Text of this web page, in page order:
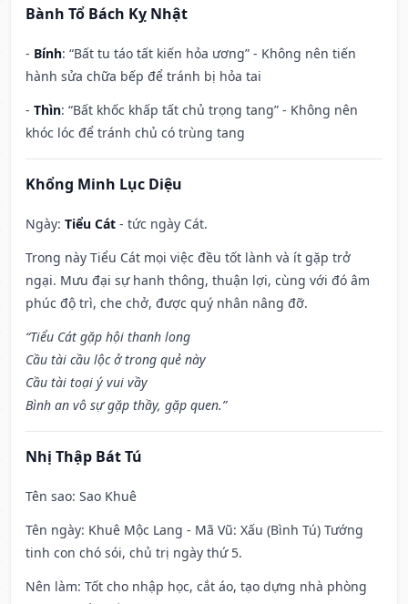
Bành Tổ Bách Kỵ Nhật
- Bính: “Bất tu táo tất kiến hỏa ương” - Không nên tiến
hành sửa chữa bếp để tránh bị hỏa tai
- Thìn: “Bất khốc khấp tất chủ trọng tang” - Không nên
khóc lóc để tránh chủ có trùng tang
Khổng Minh Lục Diệu
Ngày: Tiểu Cát - tức ngày Cát.
Trong này Tiểu Cát mọi việc đều tốt lành và ít gặp trở
ngại. Mưu đại sự hanh thông, thuận lợi, cùng với đó âm
phúc độ trì, che chở, được quý nhân nâng đỡ.
“Tiểu Cát gặp hội thanh long
Cầu tài cầu lộc ở trong quẻ này
Cầu tài toại ý vui vầy
Bình an vô sự gặp thầy, gặp quen.”
Nhị Thập Bát Tú
Tên sao: Sao Khuê
Tên ngày: Khuê Mộc Lang - Mã Vũ: Xấu (Bình Tú) Tướng
tinh con chó sói, chủ trị ngày thứ 5.
Nên làm: Tốt cho nhập học, cắt áo, tạo dựng nhà phòng